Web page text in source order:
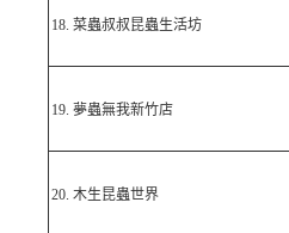
18. 菜蟲叔叔昆蟲生活坊
19. 夢蟲無我新竹店
20. 木生昆蟲世界